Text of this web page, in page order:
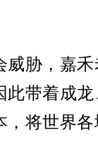
威胁，嘉
带着成
将世界